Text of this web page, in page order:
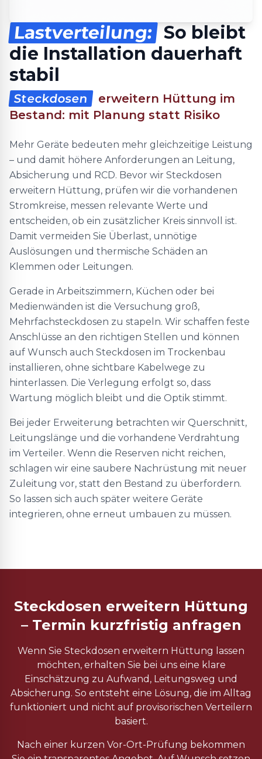
Lastverteilung: So bleibt
die Installation dauerhaft
stabil
Steckdosen
erweitern Hüttung im
Bestand: mit Planung statt Risiko
Mehr Geräte bedeuten mehr gleichzeitige Leistung
– und damit höhere Anforderungen an Leitung,
Absicherung und RCD. Bevor wir Steckdosen
erweitern Hüttung, prüfen wir die vorhandenen
Stromkreise, messen relevante Werte und
entscheiden, ob ein zusätzlicher Kreis sinnvoll ist.
Damit vermeiden Sie Überlast, unnötige
Auslösungen und thermische Schäden an
Klemmen oder Leitungen.
Gerade in Arbeitszimmern, Küchen oder bei
Medienwänden ist die Versuchung groß,
Mehrfachsteckdosen zu stapeln. Wir schaffen feste
Anschlüsse an den richtigen Stellen und können
auf Wunsch auch Steckdosen im Trockenbau
installieren, ohne sichtbare Kabelwege zu
hinterlassen. Die Verlegung erfolgt so, dass
Wartung möglich bleibt und die Optik stimmt.
Bei jeder Erweiterung betrachten wir Querschnitt,
Leitungslänge und die vorhandene Verdrahtung
im Verteiler. Wenn die Reserven nicht reichen,
schlagen wir eine saubere Nachrüstung mit neuer
Zuleitung vor, statt den Bestand zu überfordern.
So lassen sich auch später weitere Geräte
integrieren, ohne erneut umbauen zu müssen.
Steckdosen erweitern Hüttung
– Termin kurzfristig anfragen
Wenn Sie Steckdosen erweitern Hüttung lassen
möchten, erhalten Sie bei uns eine klare
Einschätzung zu Aufwand, Leitungsweg und
Absicherung. So entsteht eine Lösung, die im Alltag
funktioniert und nicht auf provisorischen Verteilern
basiert.
Nach einer kurzen Vor-Ort-Prüfung bekommen